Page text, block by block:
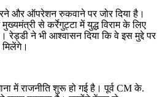
और ऑपरेशन रुकवाने पर जोर दिया है।
से कर्रेगुट्टा में युद्ध विराम के लिए
रेड्डी ने भी आश्वासन दिया कि वे इस मुद्दे पर
में राजनीति शुरू हो गई है। पूर्व CM के.